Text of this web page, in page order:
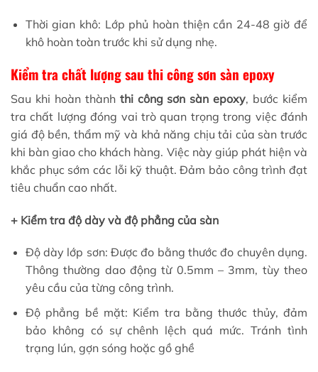
Thời gian khô: Lớp phủ hoàn thiện cần 24-48 giờ để
khô hoàn toàn trước khi sử dụng nhẹ.
Kiểm tra chất lượng sau thi công sơn sàn epoxy
Sau khi hoàn thành thi công sơn sàn epoxy, bước kiểm
tra chất lượng đóng vai trò quan trọng trong việc đánh
giá độ bền, thẩm mỹ và khả năng chịu tải của sàn trước
khi bàn giao cho khách hàng. Việc này giúp phát hiện và
khắc phục sớm các lỗi kỹ thuật. Đảm bảo công trình đạt
tiêu chuẩn cao nhất.
+ Kiểm tra độ dày và độ phẳng của sàn
Độ dày lớp sơn: Được đo bằng thước đo chuyên dụng.
Thông thường dao động từ 0.5mm – 3mm, tùy theo
yêu cầu của từng công trình.
Độ phẳng bề mặt: Kiểm tra bằng thước thủy, đảm
bảo không có sự chênh lệch quá mức. Tránh tình
trạng lún, gợn sóng hoặc gồ ghề